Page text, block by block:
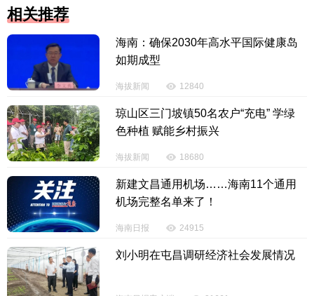
关键是选好品种。海南大学热带农林学院（农业农村
学院、乡村振兴学院）党委书记于旭东教授建议，以
澄迈县中兴镇为基地，打造全球魔芋种子资源中心。
中国热带农业科学院副研究员张志扬介绍，珠芽
魔芋生长适温25℃—35℃，最适温度30℃，短期可耐
受40℃高温，空气湿度需维持在80%—90%，可在海
拔50m—1400m区域种植。综合比较，海南更适合种
发展百亿魔芋产业链表示“乐观”，同时提醒注意化解各
种风险，要“谨慎”。
相关推荐
海南：确保2030年高水平国际健康岛
如期成型
海拔新闻 12840
琼山区三门坡镇50名农户“充电” 学绿
色种植 赋能乡村振兴
海拔新闻 18680
新建文昌通用机场……海南11个通用
机场完整名单来了！
海南日报 24915
刘小明在屯昌调研经济社会发展情况